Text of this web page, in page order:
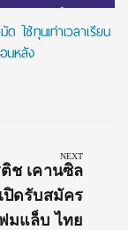
ใช้ทุนเท่าเวลาเรียน
นหลัง
NEXT
ช เคานซิล
เปิดรับสมัคร
ฟมแล็บ ไทย